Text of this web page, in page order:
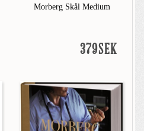
Morberg Skål Medium
379SEK